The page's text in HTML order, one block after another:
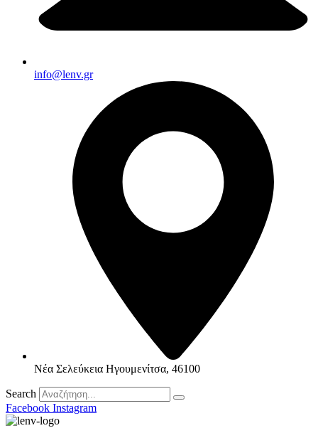
info@lenv.gr
Νέα Σελεύκεια Ηγουμενίτσα, 46100
Search
Facebook Instagram